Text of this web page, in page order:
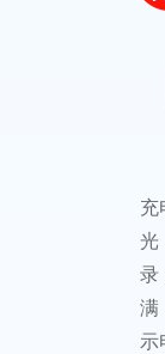
充
光
录‌
满
示